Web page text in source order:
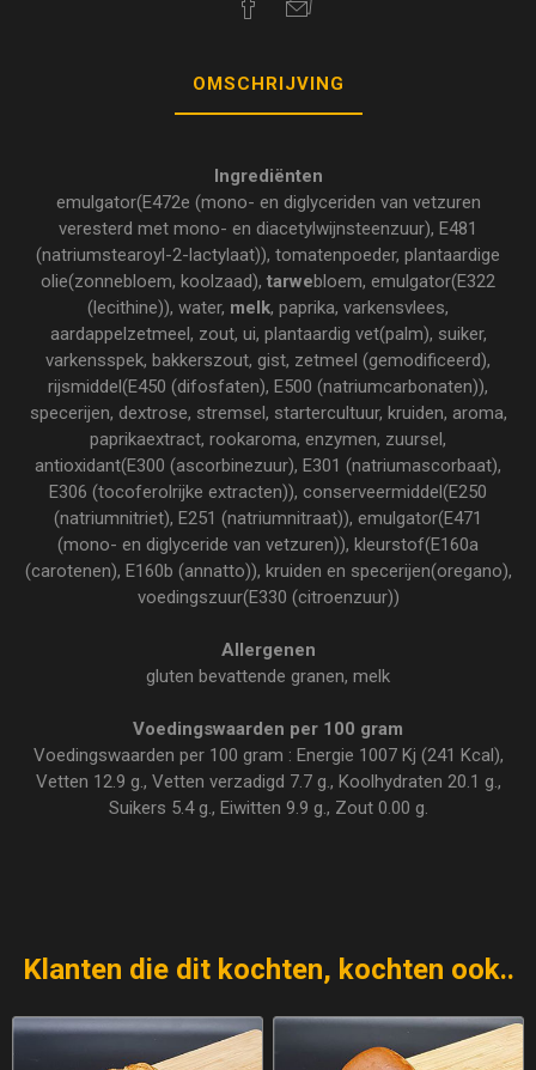
OMSCHRIJVING
Ingrediënten
emulgator(E472e (mono- en diglyceriden van vetzuren
veresterd met mono- en diacetylwijnsteenzuur), E481
(natriumstearoyl-2-lactylaat)), tomatenpoeder, plantaardige
olie(zonnebloem, koolzaad), tarwebloem, emulgator(E322
(lecithine)), water, melk, paprika, varkensvlees,
aardappelzetmeel, zout, ui, plantaardig vet(palm), suiker,
varkensspek, bakkerszout, gist, zetmeel (gemodificeerd),
rijsmiddel(E450 (difosfaten), E500 (natriumcarbonaten)),
specerijen, dextrose, stremsel, startercultuur, kruiden, aroma,
paprikaextract, rookaroma, enzymen, zuursel,
antioxidant(E300 (ascorbinezuur), E301 (natriumascorbaat),
E306 (tocoferolrijke extracten)), conserveermiddel(E250
(natriumnitriet), E251 (natriumnitraat)), emulgator(E471
(mono- en diglyceride van vetzuren)), kleurstof(E160a
(carotenen), E160b (annatto)), kruiden en specerijen(oregano),
voedingszuur(E330 (citroenzuur))
Allergenen
gluten bevattende granen, melk
Voedingswaarden per 100 gram
Voedingswaarden per 100 gram : Energie 1007 Kj (241 Kcal),
Vetten 12.9 g., Vetten verzadigd 7.7 g., Koolhydraten 20.1 g.,
Suikers 5.4 g., Eiwitten 9.9 g., Zout 0.00 g.
Klanten die dit kochten, kochten ook..